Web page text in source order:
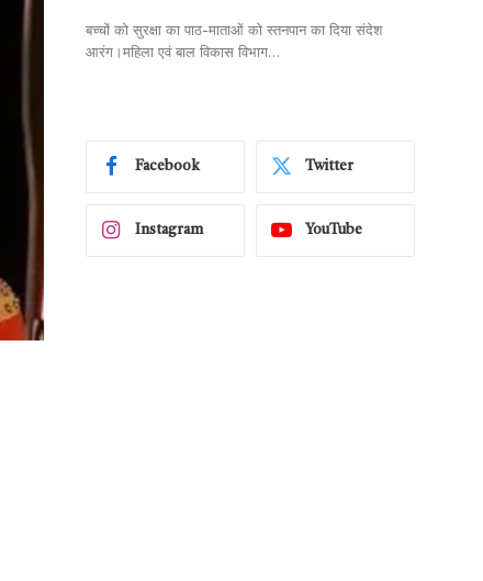
बच्चों को सुरक्षा का पाठ-माताओं को स्तनपान का दिया संदेश
आरंग।महिला एवं बाल विकास विभाग…
Facebook Twitter
Instagram YouTube